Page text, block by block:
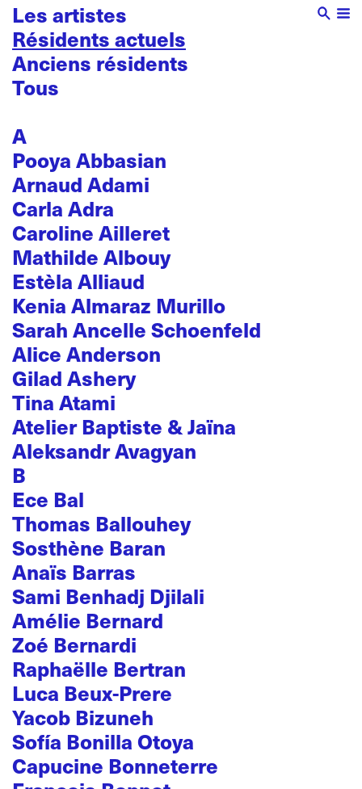
Les artistes
Résidents actuels
Anciens résidents
Tous
A
Pooya Abbasian
Arnaud Adami
Carla Adra
Caroline Ailleret
Mathilde Albouy
Estèla Alliaud
Kenia Almaraz Murillo
Sarah Ancelle Schoenfeld
Alice Anderson
Gilad Ashery
Tina Atami
Atelier Baptiste & Jaïna
Aleksandr Avagyan
B
Ece Bal
Thomas Ballouhey
Sosthène Baran
Anaïs Barras
Sami Benhadj Djilali
Amélie Bernard
Zoé Bernardi
Raphaëlle Bertran
Luca Beux-Prere
Yacob Bizuneh
Sofía Bonilla Otoya
Capucine Bonneterre